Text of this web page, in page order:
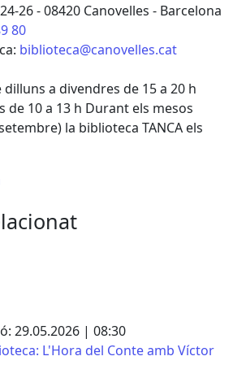
26 - 08420 Canovelles - Barcelona
80
biblioteca@canovelles.cat
a divendres de 15 a 20 h
de 10 a 13 h Durant els mesos
la biblioteca TANCA els
29.05.2026 | 08:30
L'Hora del Conte amb Víctor